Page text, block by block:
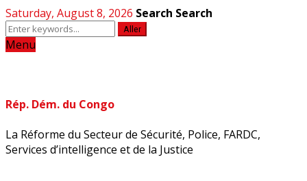
Saturday, August 8, 2026 Search Search
Aller
Menu
Rép. Dém. du Congo
La Réforme du Secteur de Sécurité, Police, FARDC,
Services d’intelligence et de la Justice